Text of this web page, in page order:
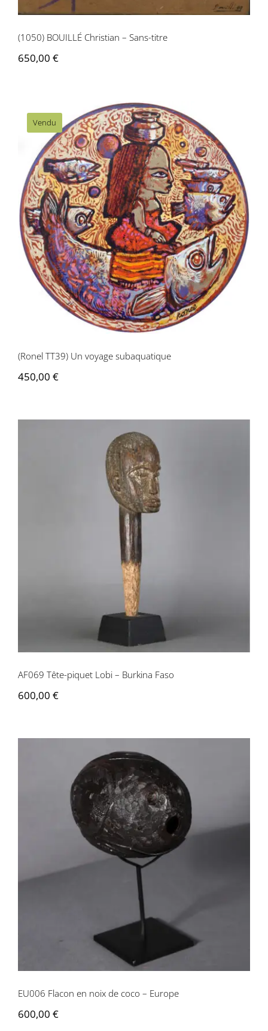
(1050) BOUILLÉ Christian – Sans-titre
650,00 €
Vendu
(Ronel TT39) Un voyage subaquatique
(Ronel TT39) Un voyage subaquatique
450,00 €
AF069 Tête-piquet Lobi – Burkina Faso
AF069 Tête-piquet Lobi – Burkina Faso
600,00 €
EU006 Flacon en noix de coco – Europe
EU006 Flacon en noix de coco – Europe
600,00 €